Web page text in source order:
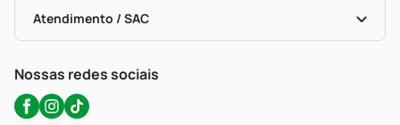
Políticas De Marketplace
Portal Da Privacidade
Atendimento / SAC
WhatsApp (47) 9202-1687
Nossas redes sociais